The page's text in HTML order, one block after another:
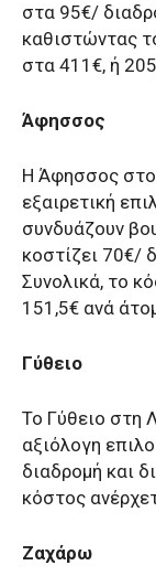
στα 95€/
καθιστώντας
στα 411€, ή
Άφησσος
Η Άφησσος
εξαιρετική
συνδυάζουν
κοστίζει 70€/
Συνολικά, το
151,5€ ανά
Γύθειο
Το Γύθειο στη
αξιόλογη
διαδρομή και
κόστος
Ζαχάρω